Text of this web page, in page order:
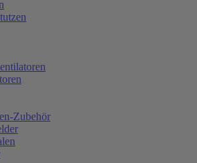
Zubehör